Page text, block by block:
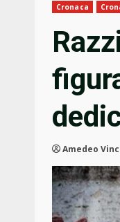
Cronaca
Amedeo